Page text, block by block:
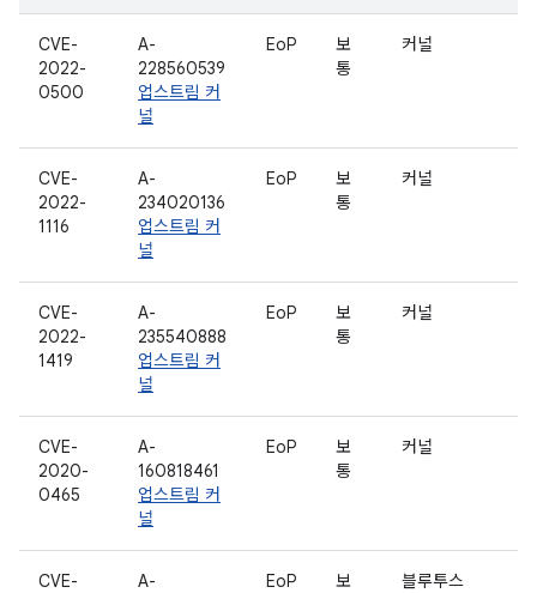
CVE-
2022-
0500
A-
228560539
업스트림 커
널
EoP
보
통
커널
CVE-
2022-
1116
A-
234020136
업스트림 커
널
EoP
보
통
커널
CVE-
2022-
1419
A-
235540888
업스트림 커
널
EoP
보
통
커널
CVE-
2020-
0465
A-
160818461
업스트림 커
널
EoP
보
통
커널
CVE-
A-
EoP
보
블루투스